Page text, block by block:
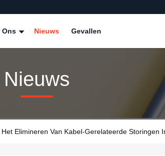
Ons Nieuws Gevallen
Nieuws
Elimineren Van Kabel-Gerelateerde Storingen